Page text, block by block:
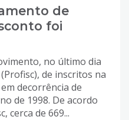
de
foi
no último dia
de inscritos na
decorrência de
de 1998. De acordo
cerca de 669...